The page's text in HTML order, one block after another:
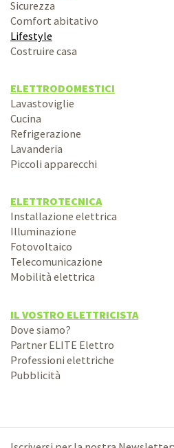
Sicurezza
Comfort abitativo
Lifestyle
Costruire casa
ELETTRODOMESTICI
Lavastoviglie
Cucina
Refrigerazione
Lavanderia
Piccoli apparecchi
ELETTROTECNICA
Installazione elettrica
Illuminazione
Fotovoltaico
Telecomunicazione
Mobilità elettrica
IL VOSTRO ELETTRICISTA
Dove siamo?
Partner ELITE Elettro
Professioni elettriche
Pubblicità